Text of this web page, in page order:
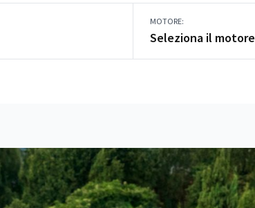
MOTORE:
Seleziona il motore